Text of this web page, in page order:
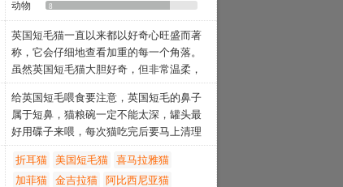
起来有质感。没有双层的被毛或是绒毛。
颜色：阴影色虎斑纹出现在纯色、烟色、
阴影色、阴影金色、双色、及三花色的幼
猫里面不算是不好。
那只叫做“路易斯”的猫一样，不用语言，只
也无法改变你对它的爱。
英国短毛猫一直以来都以好奇心旺盛而著
称，它会仔细地查看加重的每一个角落。
虽然英国短毛猫大胆好奇，但非常温柔，
适应能力也很强，不会因为环境的改变而
改变，也不会乱发脾气、更不会乱吵乱
叫，它只会尽量爬到比较高的地方，低着
头瞪着那双圆圆的大眼睛面带微笑地俯视
着你。由于它们性格随和而且聪明，所以
动物 8
英国短毛猫一直以来都以好奇心旺盛而著
称，它会仔细地查看加重的每一个角落。
虽然英国短毛猫大胆好奇，但非常温柔，
适应能力也很强，不会因为环境的改变而
改变，也不会乱发脾气、更不会乱吵乱
叫，它只会尽量爬到比较高的地方，低着
头瞪着那双圆圆的大眼睛面带微笑地俯视
着你。由于它们性格随和而且聪明，所以
给英国短毛喂食要注意，英国短毛的鼻子
属于短鼻，猫粮碗一定不能太深，罐头最
好用碟子来喂，每次猫吃完后要马上清理
干净。每日2-3餐，坚持量少次数多。罐头
每天喂一罐，干粮和罐头最好不要拌在一
起。喂食要记得定时定点定量，水一定要
折耳猫 美国短毛猫
喜马拉雅猫
加菲猫
金吉拉猫
阿比西尼亚猫